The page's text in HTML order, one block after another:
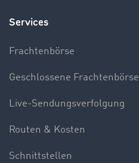
Services
Frachtenbörse
Geschlossene Frachtenbörse
Live-Sendungsverfolgung
Routen & Kosten
Schnittstellen